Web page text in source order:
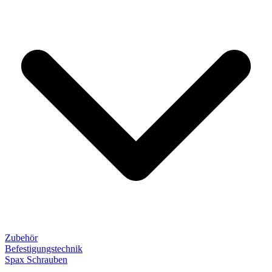
Zubehör
Befestigungstechnik
Spax Schrauben